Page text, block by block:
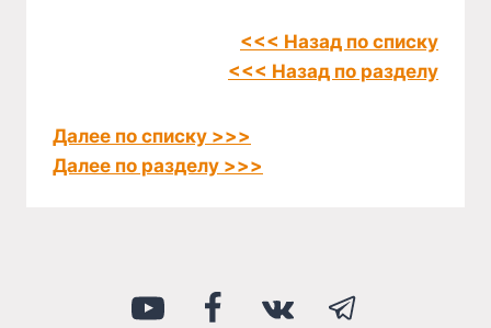
<<< Назад по списку
<<< Назад по разделу
Далее по списку >>>
Далее по разделу >>>